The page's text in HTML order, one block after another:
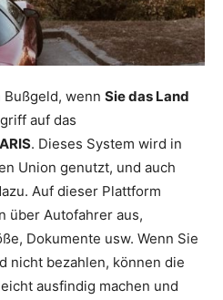
wenn Sie das Land
auf das
. Dieses System wird in
Union genutzt, und auch
Auf dieser Plattform
über Autofahrer aus,
Dokumente usw. Wenn Sie
nicht bezahlen, können die
ausfindig machen und